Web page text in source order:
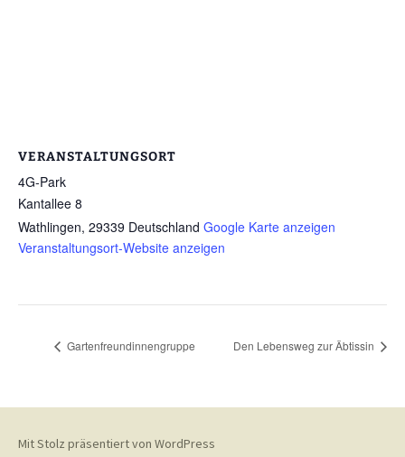
VERANSTALTUNGSORT
4G-Park
Kantallee 8
Wathlingen, 29339 Deutschland Google Karte anzeigen
Veranstaltungsort-Website anzeigen
Gartenfreundinnengruppe Den Lebensweg zur Äbtissin
Mit Stolz präsentiert von WordPress